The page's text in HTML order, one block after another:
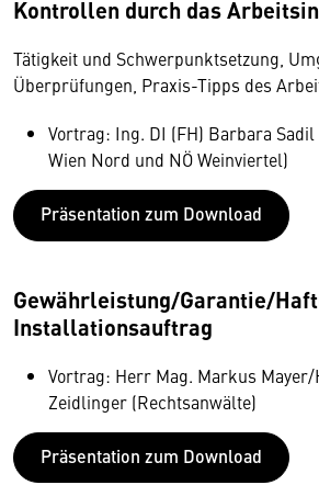
Kontrollen durch das
Tätigkeit und Schwerpunktsetzung,
Überprüfungen, Praxis-Tipps des
Vortrag: Ing. DI (FH) Barbara
Wien Nord und NÖ Weinviertel)
Präsentation zum Download
Gewährleistung/Garantie/
Installationsauftrag
Vortrag: Herr Mag. Markus
Zeidlinger (Rechtsanwälte)
Präsentation zum Download